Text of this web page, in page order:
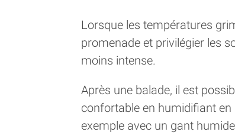
Lorsque les températures
promenade et privilégier les
moins intense.
Après une balade, il est
confortable en humidifiant en
exemple avec un gant